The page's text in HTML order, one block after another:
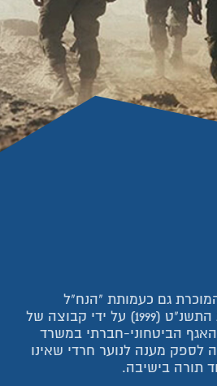
גם כעמותת "הנח"ל
החרדי") הוקמה בשנת התשנ"ט (1999) על ידי קבוצה של
הביטחוני-חברתי במשרד
לספק מענה לנוער חרדי שאינו
תורה בישיבה.